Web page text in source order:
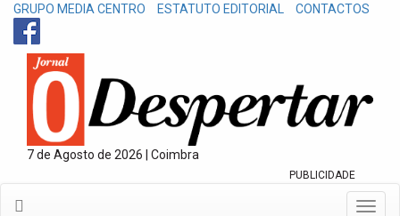
GRUPO MEDIA CENTRO ESTATUTO EDITORIAL CONTACTOS
7 de Agosto de 2026 | Coimbra
PUBLICIDADE
T